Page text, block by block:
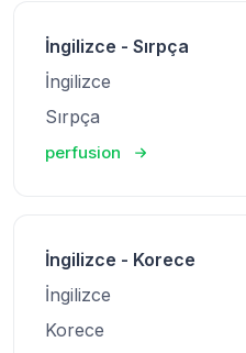
İngilizce - Sırpça
İngilizce
Sırpça
perfusion
İngilizce - Korece
İngilizce
Korece